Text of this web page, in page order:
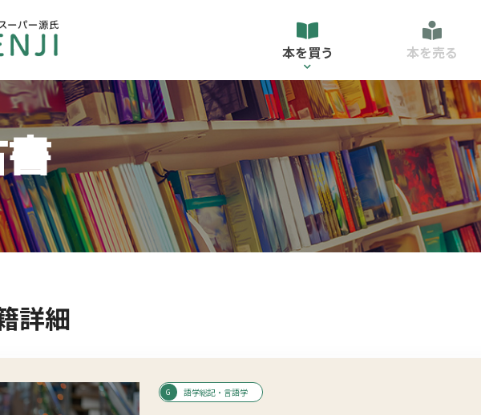
本を買う 本を売る
詳細
語学総記・言語学